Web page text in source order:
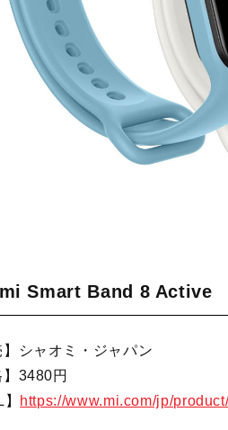
Smart Band 8 Active
】シャオミ・ジャパン
】3480円
https://www.mi.com/jp/